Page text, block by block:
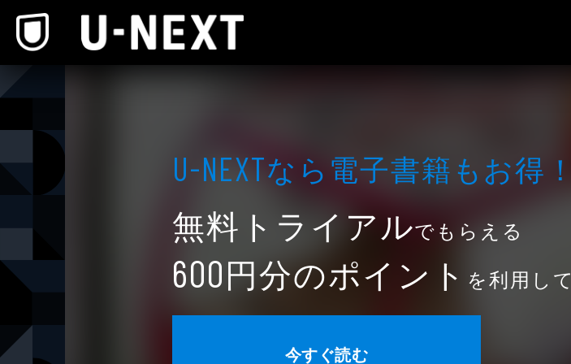
U-NEXTなら電⼦書籍もお得！
無料トライアルでもらえる
600円分のポイント を利用して
今すぐ読む